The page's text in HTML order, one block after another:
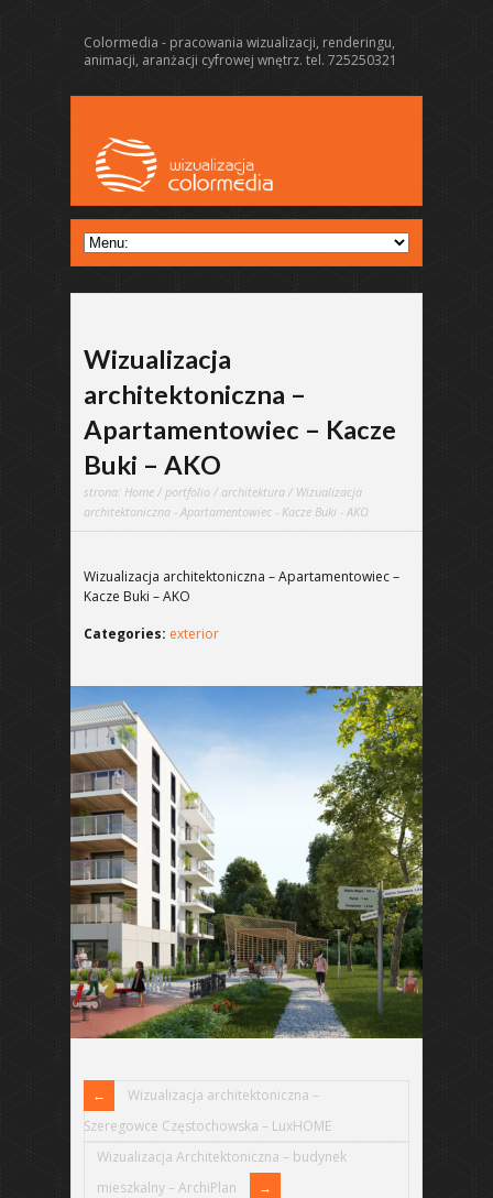
Colormedia - pracowania wizualizacji, renderingu,
animacji, aranżacji cyfrowej wnętrz. tel. 725250321
Wizualizacja
architektoniczna –
Apartamentowiec – Kacze
Buki – AKO
strona: Home / portfolio / architektura / Wizualizacja
architektoniczna - Apartamentowiec - Kacze Buki - AKO
Wizualizacja architektoniczna – Apartamentowiec –
Kacze Buki – AKO
Categories: exterior
Wizualizacja architektoniczna –
Szeregowce Częstochowska – LuxHOME
Wizualizacja Architektoniczna – budynek
mieszkalny – ArchiPlan